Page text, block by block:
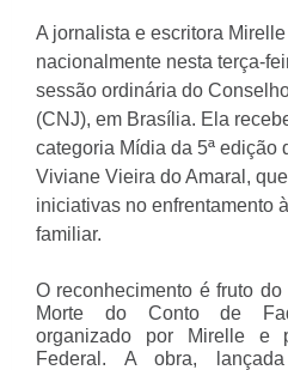
A jornalista e escritora
nacionalmente nesta terça-
sessão ordinária do
(CNJ), em Brasília. Ela
categoria Mídia da 5ª edição
Viviane Vieira do Amaral,
iniciativas no enfrentamento
familiar.
O reconhecimento é fruto
Morte do Conto de
organizado por Mirelle e
Federal. A obra,